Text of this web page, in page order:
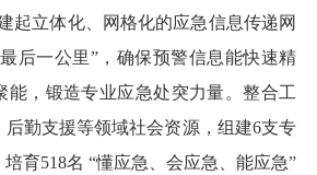
起立体化、网格化的应急信息传递网
后一公里”，确保预警信息能快速精
能，锻造专业应急处突力量。整合工
勤支援等领域社会资源，组建6支专
育518名 “懂应急、会应急、能应急”